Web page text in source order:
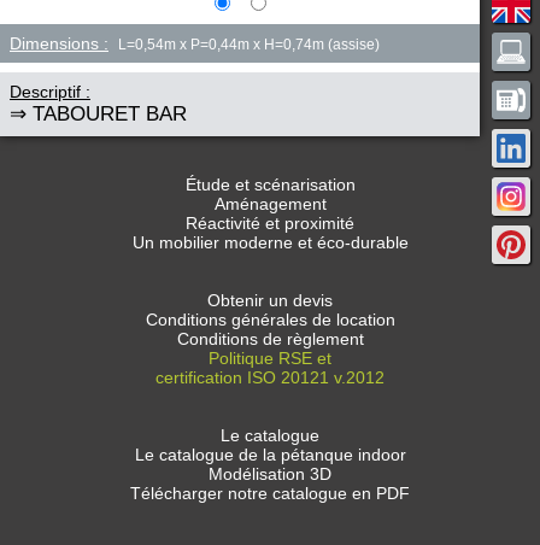
Dimensions : L=0,54m x P=0,44m x H=0,74m (assise)
Descriptif :
⇒ TABOURET BAR
Étude et scénarisation
Aménagement
Réactivité et proximité
Un mobilier moderne et éco-durable
Obtenir un devis
Conditions générales de location
Conditions de règlement
Politique RSE et
certification ISO 20121 v.2012
Le catalogue
Le catalogue de la pétanque indoor
Modélisation 3D
Télécharger notre catalogue en PDF